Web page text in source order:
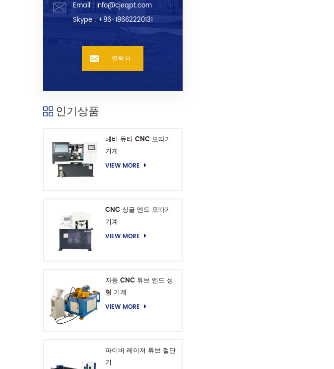
Email : info@cjeqpt.com
Skype :+86-18662220131
연락처
인기상품
헤비 듀티 CNC 모따기
기계
VIEW MORE
CNC 싱글 엔드 모따기
기계
VIEW MORE
자동 CNC 튜브 엔드 성
형 기계
VIEW MORE
파이버 레이저 튜브 절단
기